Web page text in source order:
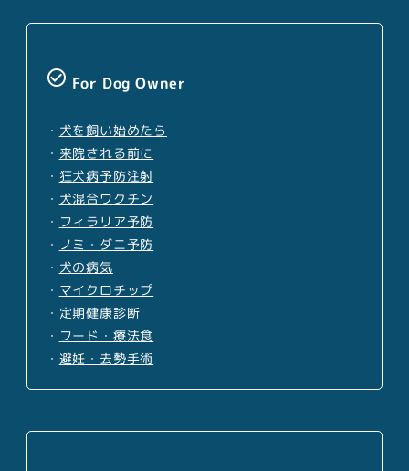
check_circle_outline For Dog Owner
・ 犬を飼い始めたら
・ 来院される前に
・ 狂犬病予防注射
・ 犬混合ワクチン
・ フィラリア予防
・ ノミ・ダニ予防
・ 犬の病気
・ マイクロチップ
・ 定期健康診断
・ フード・療法食
・ 避妊・去勢手術